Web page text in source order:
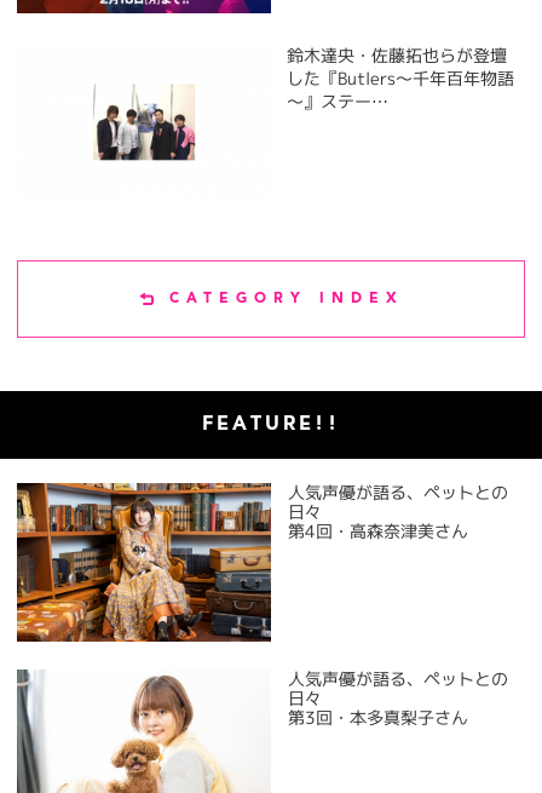
鈴木達央・佐藤拓也らが登壇
した『Butlers～千年百年物語
～』ステー…
CATEGORY INDEX
FEATURE!!
人気声優が語る、ペットとの
日々
第4回・高森奈津美さん
人気声優が語る、ペットとの
日々
第3回・本多真梨子さん